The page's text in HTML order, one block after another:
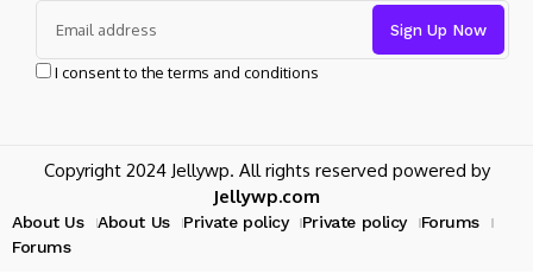
I consent to the terms and conditions
Copyright 2024 Jellywp. All rights reserved powered by
Jellywp.com
About Us About Us Private policy Private policy
Forums
Forums